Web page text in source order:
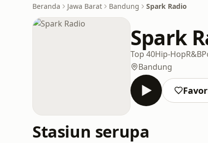
Beranda Jawa Barat Bandung Spark Radio
Spark
Top 40Hip-HopR&B
Bandung
Stasiun serupa